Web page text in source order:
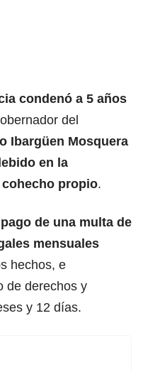
condenó a 5 años
del
Ibargüen Mosquera
en la
propio.
de una multa de
mensuales
hechos, e
de derechos y
y 12 días.